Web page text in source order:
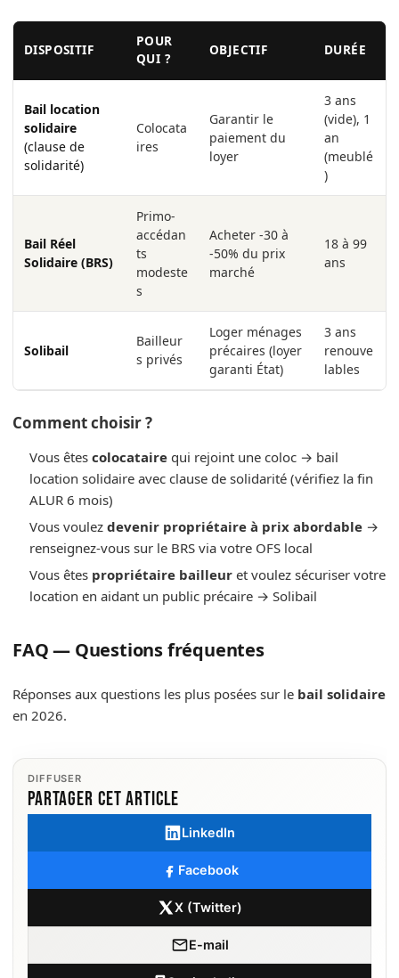
DISPOSITIF
POUR
QUI ?
OBJECTIF DURÉE
Bail location
solidaire
(clause de
solidarité)
Colocata
ires
Garantir le
paiement du
loyer
3 ans
(vide), 1
an
(meublé
)
Bail Réel
Solidaire (BRS)
Primo-
accédan
ts
modeste
s
Acheter -30 à
-50% du prix
marché
18 à 99
ans
Solibail
Bailleur
s privés
Loger ménages
précaires (loyer
garanti État)
3 ans
renouve
lables
Comment choisir ?
Vous êtes colocatairequi rejoint une coloc → bail
location solidaire avec clause de solidarité (vérifiez la fin
ALUR 6 mois)
Vous voulez devenir propriétaire à prix abordable→
renseignez-vous sur le BRS via votre OFS local
Vous êtes propriétaire bailleuret voulez sécuriser votre
location en aidant un public précaire → Solibail
FAQ — Questions fréquentes
Réponses aux questions les plus posées sur le bail solidaire
en 2026.
DIFFUSER
Partager cet article
LinkedIn
Facebook
X (Twitter)
E-mail